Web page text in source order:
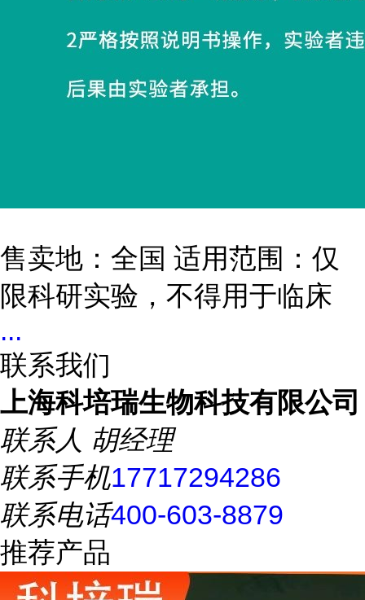
售卖地：全国 适用范围：仅
限科研实验，不得用于临床
...
联系我们
上海科培瑞生物科技有限公司
联系人 胡经理
联系手机17717294286
联系电话400-603-8879
推荐产品